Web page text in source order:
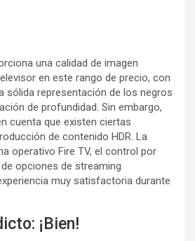
una calidad de imagen
en este rango de precio, con
sólida representación de los negros
de profundidad. Sin embargo,
cuenta que existen ciertas
de contenido HDR. La
operativo Fire TV, el control por
opciones de streaming
muy satisfactoria durante
¡Bien!